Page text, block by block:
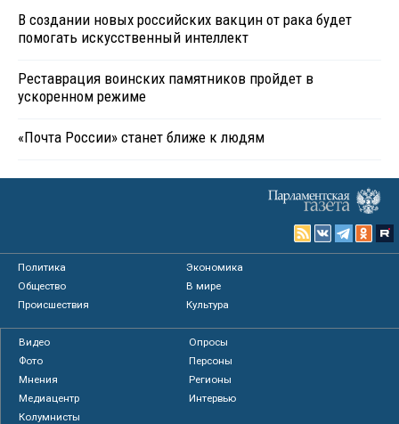
В создании новых российских вакцин от рака будет
помогать искусственный интеллект
Реставрация воинских памятников пройдет в
ускоренном режиме
«Почта России» станет ближе к людям
Политика
Экономика
Общество
В мире
Происшествия
Культура
Видео
Опросы
Фото
Персоны
Мнения
Регионы
Медиацентр
Интервью
Колумнисты